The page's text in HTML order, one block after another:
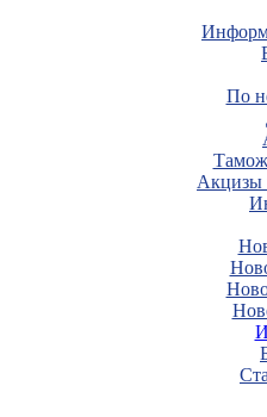
По
Акцизы